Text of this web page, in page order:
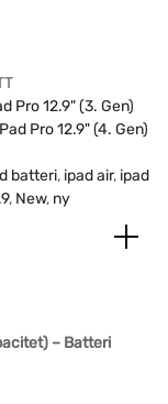
Pro 12.9" (3. Gen)
Pro 12.9" (4. Gen)
batteri, ipad air, ipad
, New, ny
– Batteri